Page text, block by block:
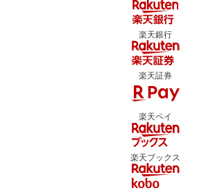
楽天銀行
楽天証券
楽天ペイ
楽天ブックス